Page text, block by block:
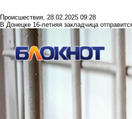
Происшествия 28.02.2025 09:28
В Донецке 16-летняя закладчица